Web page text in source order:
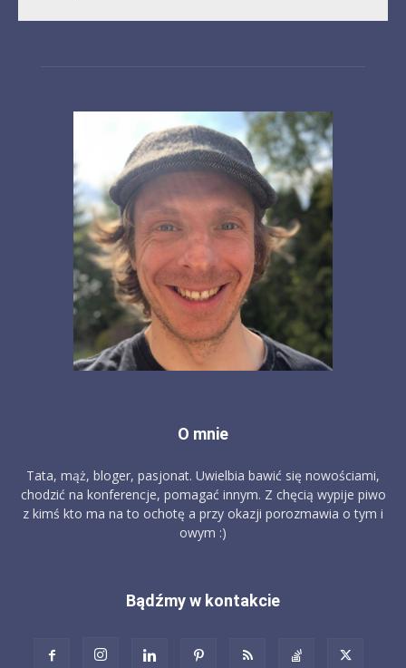
O mnie
Tata, mąż, bloger, pasjonat. Uwielbia bawić się nowościami,
chodzić na konferencje, pomagać innym. Z chęcią wypije piwo
z kimś kto ma na to ochotę a przy okazji porozmawia o tym i
owym :)
Bądźmy w kontakcie